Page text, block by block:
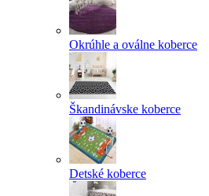
Okrúhle a oválne koberce
Škandinávske koberce
Detské koberce